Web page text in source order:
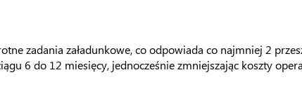
zadania załadunkowe, co odpowiada co najmniej 2
6 do 12 miesięcy, jednocześnie zmniejszając koszty